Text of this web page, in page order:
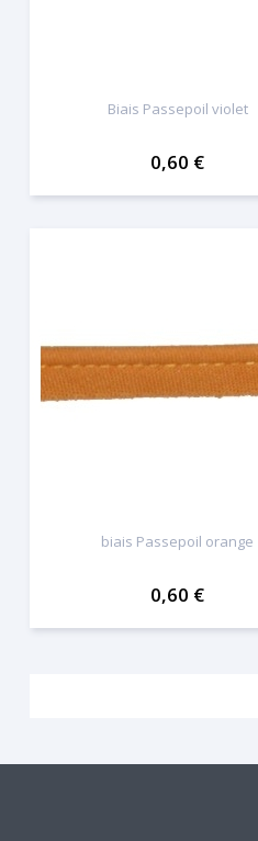
Biais Passepoil violet
0,60 €
biais Passepoil orange
0,60 €